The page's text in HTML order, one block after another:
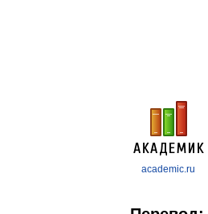
academic.ru